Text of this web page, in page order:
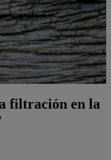
filtración en la